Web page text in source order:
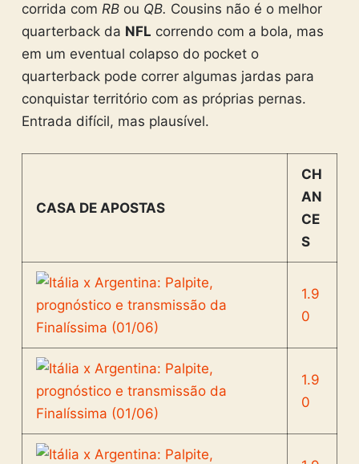
corrida com RBou QB. Cousins não é o melhor
quarterback da NFL correndo com a bola, mas
em um eventual colapso do pocket o
quarterback pode correr algumas jardas para
conquistar território com as próprias pernas.
Entrada difícil, mas plausível.
CASA DE APOSTAS
CH
AN
CE
S
1.9
0
1.9
0